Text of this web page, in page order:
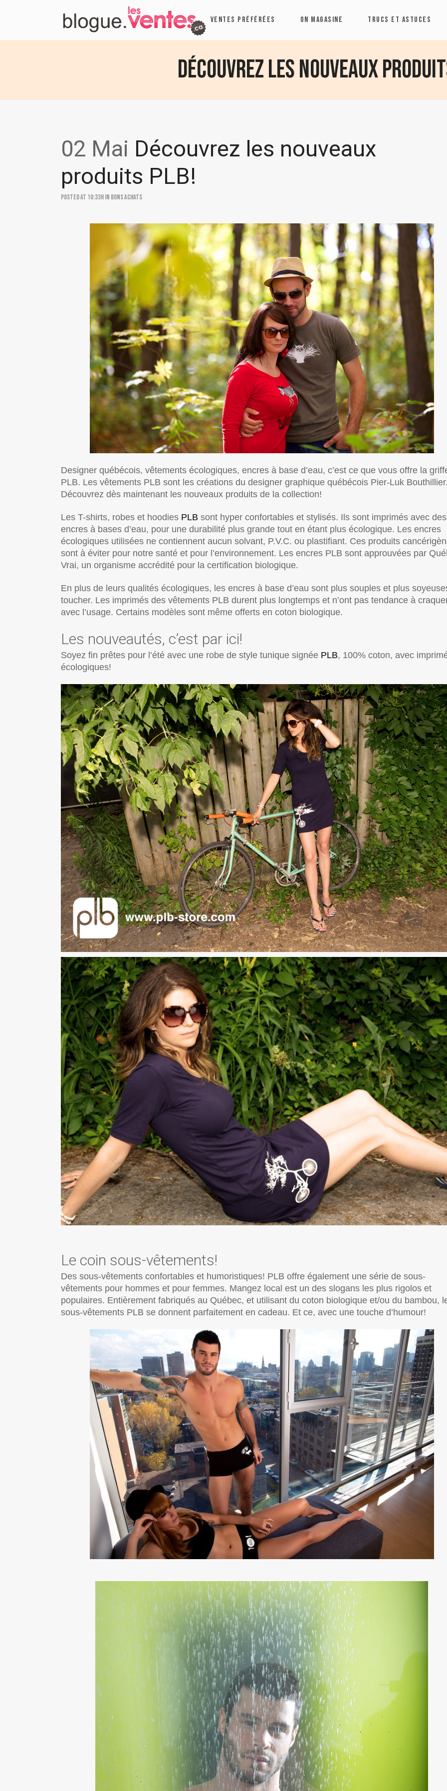
VENTES PRÉFÉRÉES ON MAGASINE TRUCS ET ASTUCES
Découvrez les nouveaux
02 Mai Découvrez les nouveaux
produits PLB!
Posted at 10:33hin Bons achats
Designer québécois, vêtements écologiques, encres à base d’eau, c’est ce que vous offre la
PLB. Les vêtements PLB sont les créations du designer graphique québécois Pier-Luk
Découvrez dès maintenant les nouveaux produits de la collection!
Les T-shirts, robes et hoodies PLB sont hyper confortables et stylisés. Ils sont imprimés avec des
encres à bases d’eau, pour une durabilité plus grande tout en étant plus écologique. Les encres
écologiques utilisées ne contiennent aucun solvant, P.V.C. ou plastifiant. Ces produits
sont à éviter pour notre santé et pour l’environnement. Les encres PLB sont approuvées par
Vrai, un organisme accrédité pour la certification biologique.
En plus de leurs qualités écologiques, les encres à base d’eau sont plus souples et plus
toucher. Les imprimés des vêtements PLB durent plus longtemps et n’ont pas tendance à
avec l’usage. Certains modèles sont même offerts en coton biologique.
Les nouveautés, c’est par ici!
Soyez fin prêtes pour l’été avec une robe de style tunique signée PLB, 100% coton, avec
écologiques!
Le coin sous-vêtements!
Des sous-vêtements confortables et humoristiques! PLB offre également une série de sous-
vêtements pour hommes et pour femmes. Mangez local est un des slogans les plus rigolos et
populaires. Entièrement fabriqués au Québec, et utilisant du coton biologique et/ou du bambou,
sous-vêtements PLB se donnent parfaitement en cadeau. Et ce, avec une touche d’humour!